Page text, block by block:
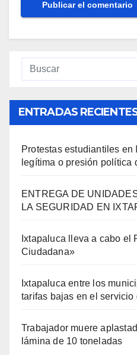
ENTRADAS
Protestas estudiantiles en
legítima o presión política
ENTREGA DE
LA SEGURIDAD EN
Ixtapaluca lleva a cabo el
Ciudadana»
Ixtapaluca entre los
tarifas bajas en el servicio
Trabajador muere
lámina de 10 toneladas